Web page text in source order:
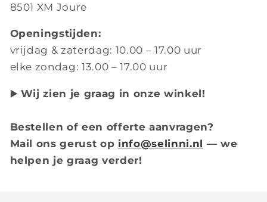
8501 XM Joure
Openingstijden:
vrijdag & zaterdag: 10.00 – 17.00 uur
elke zondag: 13.00 – 17.00 uur
▶️ Wij zien je graag in onze winkel!
Bestellen of een offerte aanvragen?
Mail ons gerust op info@selinni.nl — we
helpen je graag verder!